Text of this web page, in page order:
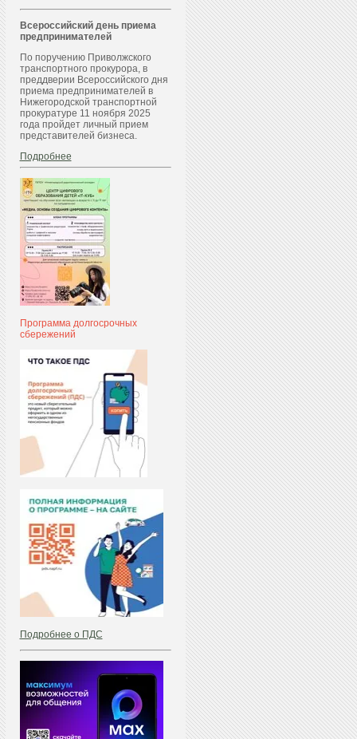
Всероссийский день приема
предпринимателей
По поручению Приволжского
транспортного прокурора, в
преддверии Всероссийского дня
приема предпринимателей в
Нижегородской транспортной
прокуратуре 11 ноября 2025
года пройдет личный прием
представителей бизнеса.
Подробнее
Программа долгосрочных
сбережений
Подробнее о ПДС